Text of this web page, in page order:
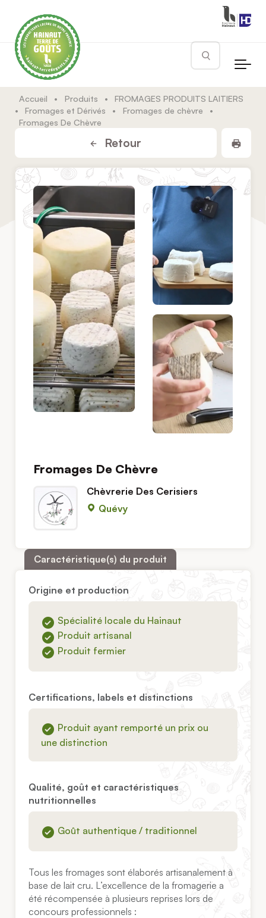
Rechercher
Accueil • Produits •
FROMAGES PRODUITS LAITIERS
•
Fromages et Dérivés • Fromages de chèvre
•
Fromages De Chèvre
Retour
Fromages De Chèvre
Chèvrerie Des Cerisiers
Quévy
Caractéristique(s) du produit
Tous les fromages sont élaborés artisanalement à
base de lait cru. L’excellence de la fromagerie a
été récompensée à plusieurs reprises lors de
concours professionnels :
Origine et production
Spécialité locale du Hainaut
Produit artisanal
Produit fermier
Certifications, labels et distinctions
Produit ayant remporté un prix ou
une distinction
Qualité, goût et caractéristiques
nutritionnelles
Goût authentique / traditionnel